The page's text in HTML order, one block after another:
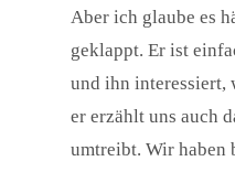
Aber ich glaube es
geklappt. Er ist
und ihn interessiert,
er erzählt uns auch
umtreibt. Wir haben